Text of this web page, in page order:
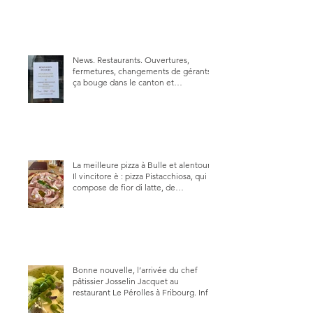
News. Restaurants. Ouvertures,
fermetures, changements de gérants,
ça bouge dans le canton et
La meilleure pizza à Bulle et alentour.
Il vincitore è : pizza Pistacchiosa, qui se
compose de fior di latte, de
Bonne nouvelle, l’arrivée du chef
pâtissier Josselin Jacquet au
restaurant Le Pérolles à Fribourg. Info